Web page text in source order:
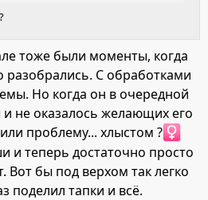
тоже были моменты, когда
разобрались. С обработками
Но когда он в очередной
не оказалось желающих его
проблему... хлыстом ?‍
и теперь достаточно просто
Вот бы под верхом так легко
поделил тапки и всё.